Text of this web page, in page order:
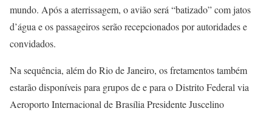
mundo. Após a aterrissagem, o avião será “batizado” com jatos
d’água e os passageiros serão recepcionados por autoridades e
convidados.
Na sequência, além do Rio de Janeiro, os fretamentos também
estarão disponíveis para grupos de e para o Distrito Federal via
Aeroporto Internacional de Brasília Presidente Juscelino